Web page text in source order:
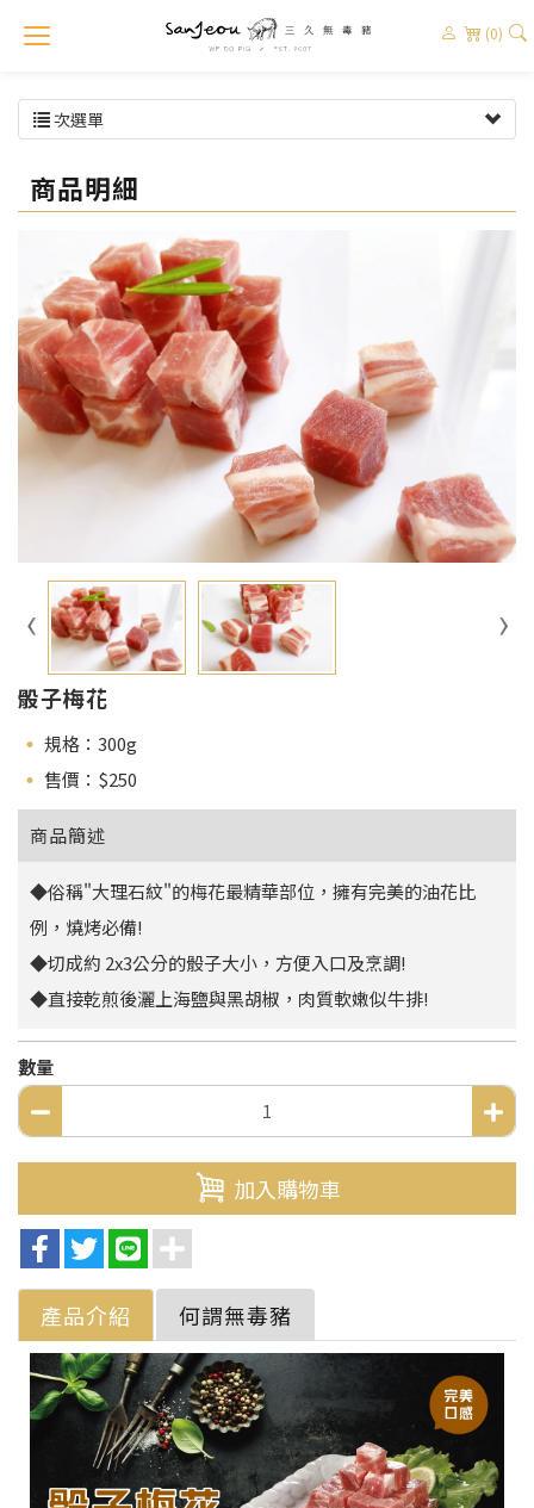
(0)
次選單
商品明細
骰子梅花
規格：300g
售價：$250
商品簡述
◆俗稱"大理石紋"的梅花最精華部位，擁有完美的油花比
例，燒烤必備!
◆切成約 2x3公分的骰子大小，方便入口及烹調!
◆直接乾煎後灑上海鹽與黑胡椒，肉質軟嫩似牛排!
數量
加入購物車
產品介紹 何謂無毒豬